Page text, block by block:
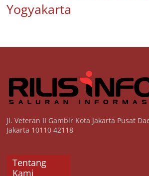
Yogyakarta
Jl. Veteran II Gambir Kota Jakarta Pusat
Jakarta 10110 42118
Tentang
Kami